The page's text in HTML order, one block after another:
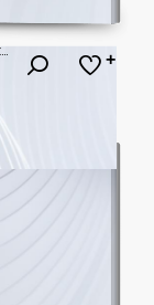
Marigold flower isolated on transparent background